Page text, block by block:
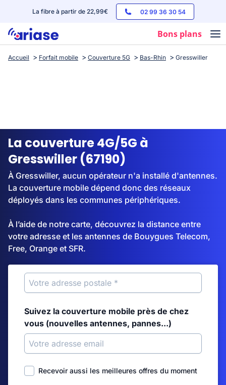
La fibre à partir de 22,99€ 02 99 36 30 54
Bons plans
Box internet
Streaming
Accueil Forfait mobile Couverture 5G Bas-Rhin Gresswiller
La couverture 4G/5G à
Gresswiller (67190)
À Gresswiller, aucun opérateur n'a installé d'antennes.
La couverture mobile dépend donc des réseaux
déployés dans les communes périphériques.
À l’aide de notre carte, découvrez la distance entre
votre adresse et les antennes de Bouygues Telecom,
Free, Orange et SFR.
Suivez la couverture mobile près de chez
vous (nouvelles antennes, pannes...)
Recevoir aussi les meilleures offres du moment